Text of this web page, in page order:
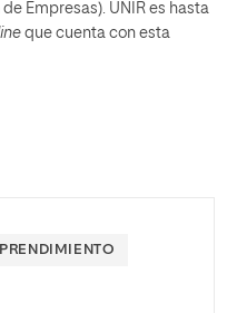
Empresas). UNIR es hasta
que cuenta con esta